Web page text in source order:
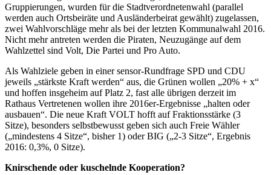
Gruppierungen, wurden für die Stadtverordnetenwahl (parallel
werden auch Ortsbeiräte und Ausländerbeirat gewählt) zugelassen,
zwei Wahlvorschläge mehr als bei der letzten Kommunalwahl 2016.
Nicht mehr antreten werden die Piraten, Neuzugänge auf dem
Wahlzettel sind Volt, Die Partei und Pro Auto.
Als Wahlziele geben in einer sensor-Rundfrage SPD und CDU
jeweils „stärkste Kraft werden“ aus, die Grünen wollen „20% + x“
und hoffen insgeheim auf Platz 2, fast alle übrigen derzeit im
Rathaus Vertretenen wollen ihre 2016er-Ergebnisse „halten oder
ausbauen“. Die neue Kraft VOLT hofft auf Fraktionsstärke (3
Sitze), besonders selbstbewusst geben sich auch Freie Wähler
(„mindestens 4 Sitze“, bisher 1) oder BIG („2-3 Sitze“, Ergebnis
2016: 0,3%, 0 Sitze).
Knirschende oder kuschelnde Kooperation?